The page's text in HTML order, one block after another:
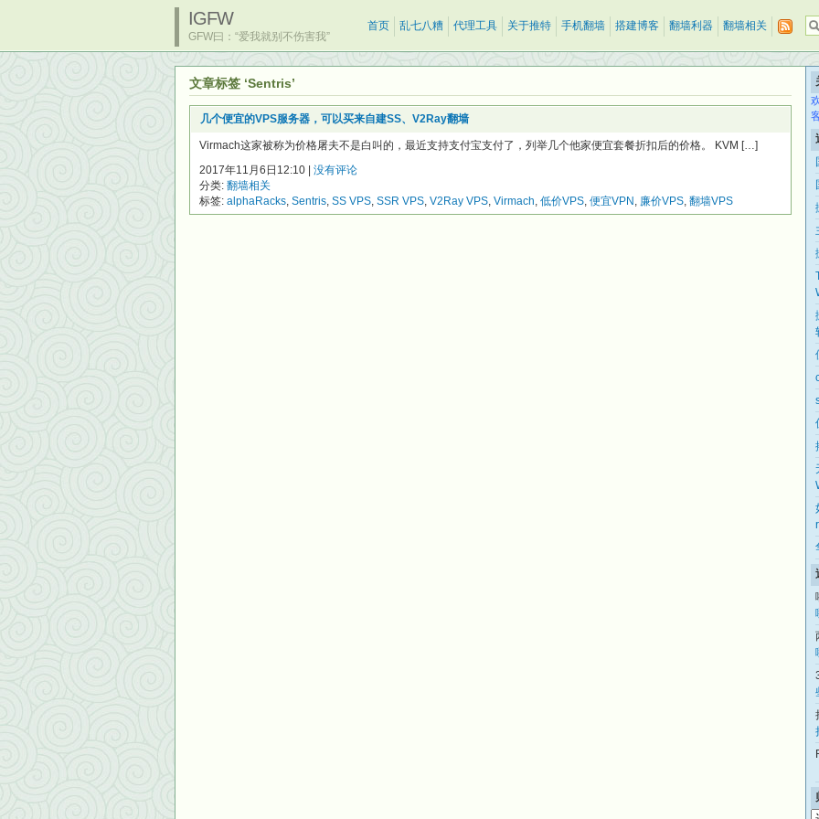
IGFW
GFW曰：“爱我就别不伤害我”
首页 乱七八糟 代理工具 关于推特 手机翻墙 搭建博客 翻墙利器 翻墙相关
文章标签 ‘Sentris’
几个便宜的VPS服务器，可以买来自建SS、V2Ray翻墙
Virmach这家被称为价格屠夫不是白叫的，最近支持支付宝支付了，列举几个他家便宜套餐折扣后的价格。 KVM […]
2017年11月6日12:10 | 没有评论
分类: 翻墙相关
标签: alphaRacks, Sentris, SS VPS, SSR VPS, V2Ray VPS, Virmach, 低价VPS, 便宜VPN , 廉价VPS, 翻墙VPS